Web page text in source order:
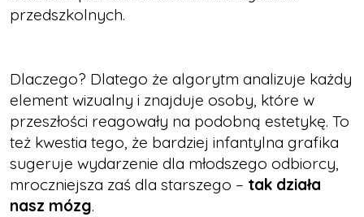
przedszkolnych.​
Dlaczego? Dlatego że algorytm analizuje każdy
element wizualny i znajduje osoby, które w
przeszłości reagowały na podobną estetykę. To
też kwestia tego, że bardziej infantylna grafika
sugeruje wydarzenie dla młodszego odbiorcy,
mroczniejsza zaś dla starszego – tak działa
nasz mózg.